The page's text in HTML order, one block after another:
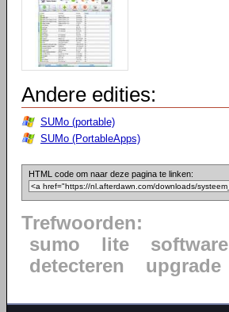
Andere edities:
SUMo (portable)
SUMo (PortableApps)
HTML code om naar deze pagina te linken:
Trefwoorden:
sumo
lite software
detecteren
upgrade